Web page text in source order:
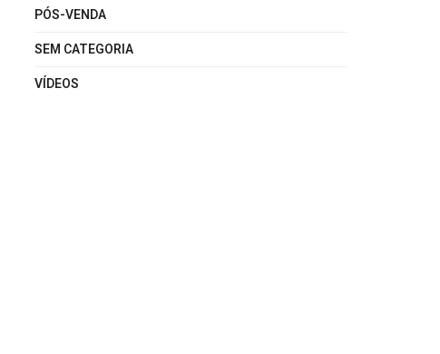
PÓS-VENDA
SEM CATEGORIA
VÍDEOS